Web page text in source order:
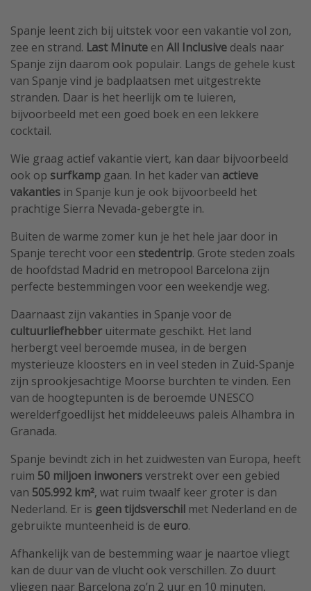
Spanje leent zich bij uitstek voor een vakantie vol zon,
zee en strand. Last Minute en All Inclusive deals naar
Spanje zijn daarom ook populair. Langs de gehele kust
van Spanje vind je badplaatsen met uitgestrekte
stranden. Daar is het heerlijk om te luieren,
bijvoorbeeld met een goed boek en een lekkere
cocktail.
Wie graag actief vakantie viert, kan daar bijvoorbeeld
ook op surfkamp gaan. In het kader van actieve
vakanties in Spanje kun je ook bijvoorbeeld het
prachtige Sierra Nevada-gebergte in.
Buiten de warme zomer kun je het hele jaar door in
Spanje terecht voor een stedentrip. Grote steden zoals
de hoofdstad Madrid en metropool Barcelona zijn
perfecte bestemmingen voor een weekendje weg.
Daarnaast zijn vakanties in Spanje voor de
cultuurliefhebber uitermate geschikt. Het land
herbergt veel beroemde musea, in de bergen
mysterieuze kloosters en in veel steden in Zuid-Spanje
zijn sprookjesachtige Moorse burchten te vinden. Een
van de hoogtepunten is de beroemde UNESCO
werelderfgoedlijst het middeleeuws paleis Alhambra in
Granada.
Spanje bevindt zich in het zuidwesten van Europa, heeft
ruim 50 miljoen inwonersverstrekt over een gebied
van 505.992 km², wat ruim twaalf keer groter is dan
Nederland. Er is geen tijdsverschil met Nederland en de
gebruikte munteenheid is de euro.
Afhankelijk van de bestemming waar je naartoe vliegt
kan de duur van de vlucht ook verschillen. Zo duurt
vliegen naar Barcelona zo’n 2 uur en 10 minuten,